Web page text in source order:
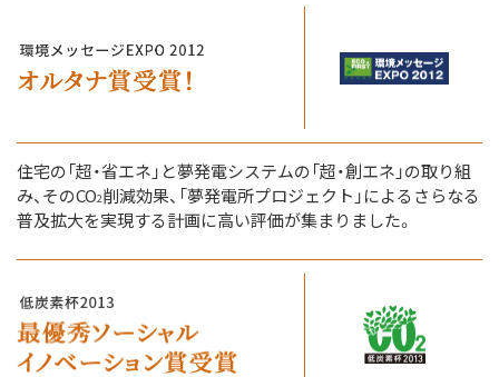
住宅の「超・省エネ」と夢発電システムの「超・創エネ」の取り組
み、そのCO2削減効果、「夢発電所プロジェクト」によるさらなる
普及拡大を実現する計画に高い評価が集まりました。